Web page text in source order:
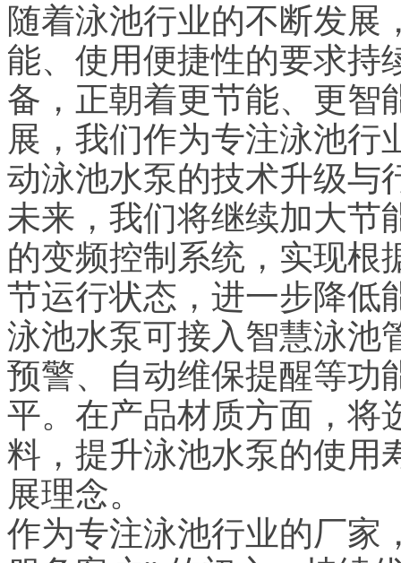
随着泳池行业的不断发展
能、使用便捷性的要求持
备，正朝着更节能、更智
展，我们作为专注泳池行
动泳池水泵的技术升级与
未来，我们将继续加大节
的变频控制系统，实现根
节运行状态，进一步降低
泳池水泵可接入智慧泳池
预警、自动维保提醒等功
平。在产品材质方面，将
料，提升泳池水泵的使用
展理念。
作为专注泳池行业的厂家